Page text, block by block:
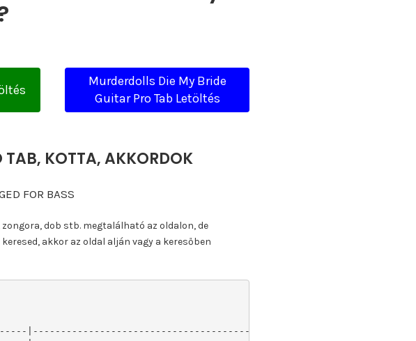
Murderdolls Die My Bride
Guitar Pro Tab Letöltés
KOTTA, AKKORDOK
FOR BASS
dob stb. megtalálható az oldalon, de
akkor az oldal alján vagy a keresőben
|-----------------------------------------------------------------|